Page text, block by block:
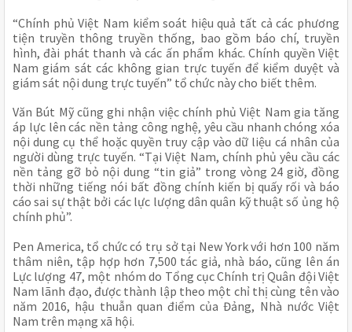
“Chính phủ Việt Nam kiểm soát hiệu quả tất cả các phương
tiện truyền thông truyền thống, bao gồm báo chí, truyền
hình, đài phát thanh và các ấn phẩm khác. Chính quyền Việt
Nam giám sát các không gian trực tuyến để kiểm duyệt và
giám sát nội dung trực tuyến” tổ chức này cho biết thêm.
Văn Bút Mỹ cũng ghi nhận việc chính phủ Việt Nam gia tăng
áp lực lên các nền tảng công nghệ, yêu cầu nhanh chóng xóa
nội dung cụ thể hoặc quyền truy cập vào dữ liệu cá nhân của
người dùng trực tuyến. “Tại Việt Nam, chính phủ yêu cầu các
nền tảng gỡ bỏ nội dung “tin giả” trong vòng 24 giờ, đồng
thời những tiếng nói bất đồng chính kiến bị quấy rối và báo
cáo sai sự thật bởi các lực lượng dân quân kỹ thuật số ủng hộ
chính phủ”.
Pen America, tổ chức có trụ sở tại New York với hơn 100 năm
thâm niên, tập hợp hơn 7,500 tác giả, nhà báo, cũng lên án
Lực lượng 47, một nhóm do Tổng cục Chính trị Quân đội Việt
Nam lãnh đạo, được thành lập theo một chỉ thị cùng tên vào
năm 2016, hậu thuẫn quan điểm của Đảng, Nhà nước Việt
Nam trên mạng xã hội.